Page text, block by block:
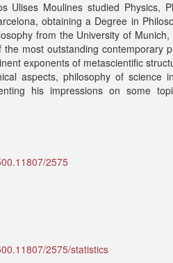
Ulises Moulines studied Physics,
obtaining a Degree in
from the University of Munich,
most outstanding contemporary
exponents of metascientific
aspects, philosophy of science
his impressions on some
2575
2575/statistics